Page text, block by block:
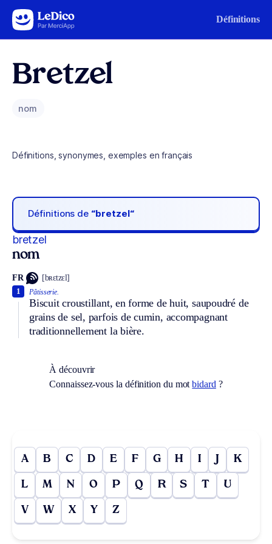
Aller au contenu Définitions
Bretzel
nom
Définitions, synonymes, exemples en français
Définitions de “bretzel“
bretzel
nom
FR [bʀɛtzɛl]
Pâtisserie.
Biscuit croustillant, en forme de huit, saupoudré de
grains de sel, parfois de cumin, accompagnant
traditionnellement la bière.
1
À découvrir
Connaissez-vous la définition du motbidard ?
A B C D E F G H I J K
L M N O P Q R S T U
V W X Y Z